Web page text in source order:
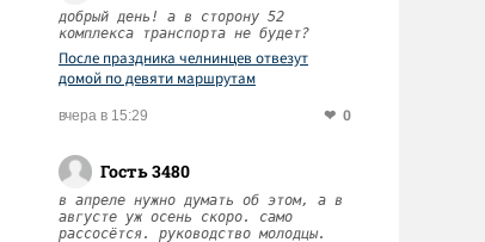
добрый день! а в сторону 52
комплекса транспорта не будет?
После праздника челнинцев отвезут
домой по девяти маршрутам
вчера в 15:29 0
Гость 3480
в апреле нужно думать об этом, а в
августе уж осень скоро. само
рассосётся. руководство молодцы.